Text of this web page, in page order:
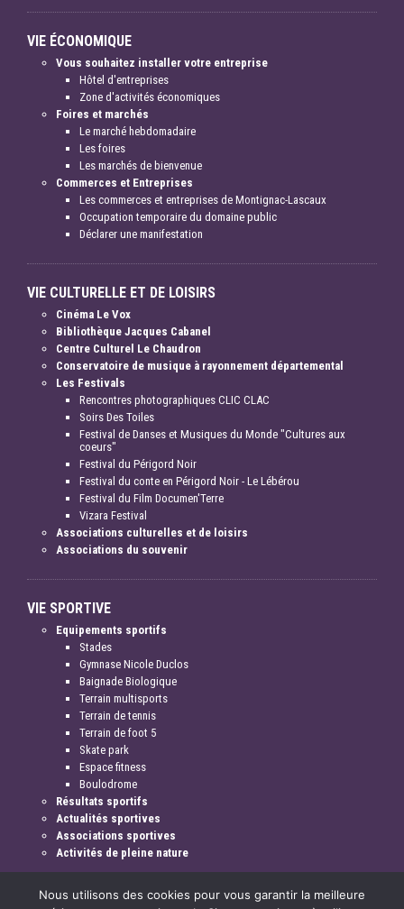
VIE ÉCONOMIQUE
Vous souhaitez installer votre entreprise
Hôtel d'entreprises
Zone d'activités économiques
Foires et marchés
Le marché hebdomadaire
Les foires
Les marchés de bienvenue
Commerces et Entreprises
Les commerces et entreprises de Montignac-Lascaux
Occupation temporaire du domaine public
Déclarer une manifestation
VIE CULTURELLE ET DE LOISIRS
Cinéma Le Vox
Bibliothèque Jacques Cabanel
Centre Culturel Le Chaudron
Conservatoire de musique à rayonnement départemental
Les Festivals
Rencontres photographiques CLIC CLAC
Soirs Des Toiles
Festival de Danses et Musiques du Monde "Cultures aux
coeurs"
Festival du Périgord Noir
Festival du conte en Périgord Noir - Le Lébérou
Festival du Film Documen'Terre
Vizara Festival
Associations culturelles et de loisirs
Associations du souvenir
VIE SPORTIVE
Equipements sportifs
Stades
Gymnase Nicole Duclos
Baignade Biologique
Terrain multisports
Terrain de tennis
Terrain de foot 5
Skate park
Espace fitness
Boulodrome
Résultats sportifs
Actualités sportives
Associations sportives
Activités de pleine nature
Nous utilisons des cookies pour vous garantir la meilleure